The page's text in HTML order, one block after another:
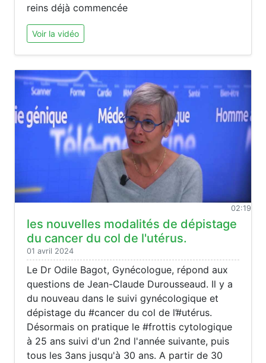
reins déjà commencée
Voir la vidéo
02:19
les nouvelles modalités de dépistage
du cancer du col de l'utérus.
01 avril 2024
Le Dr Odile Bagot, Gynécologue, répond aux
questions de Jean-Claude Durousseaud. Il y a
du nouveau dans le suivi gynécologique et
dépistage du #cancer du col de l’#utérus.
Désormais on pratique le #frottis cytologique
à 25 ans suivi d'un 2nd l'année suivante, puis
tous les 3ans jusqu'à 30 ans. A partir de 30